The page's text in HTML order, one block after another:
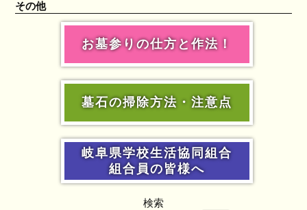
その他
お墓参りの仕方と作法！
墓石の掃除方法・注意点
岐阜県学校生活協同組合
組合員の皆様へ
検索